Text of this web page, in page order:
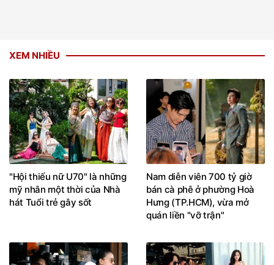
XEM NHIỀU
"Hội thiếu nữ U70" là những
mỹ nhân một thời của Nhà
hát Tuổi trẻ gây sốt
Nam diễn viên 700 tỷ giờ
bán cà phê ở phường Hoà
Hưng (TP.HCM), vừa mở
quán liền "vỡ trận"